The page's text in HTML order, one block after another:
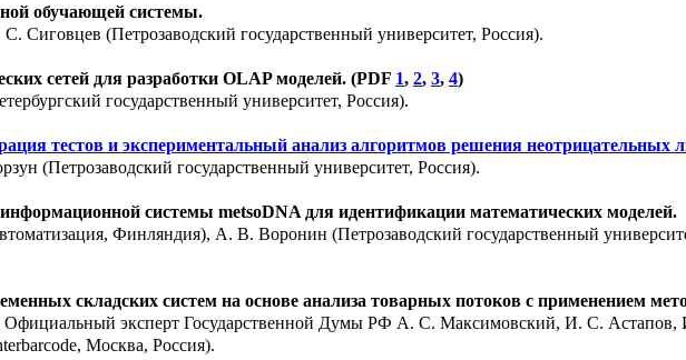
обучающей системы.
Сиговцев (Петрозаводский государственный университет, Россия).
сетей для разработки OLAP моделей. (PDF 1, 2, 3, 4)
государственный университет, Россия).
тестов и экспериментальный анализ алгоритмов решения
(Петрозаводский государственный университет, Россия).
системы metsoDNA для идентификации математических моделей.
Финляндия), А. В. Воронин (Петрозаводский государственный
складских систем на основе анализа товарных потоков с применением
эксперт Государственной Думы РФ А. С. Максимовский, И. С. Астапов,
Москва, Россия).